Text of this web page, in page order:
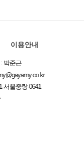
이용안내
박준근
서울중랑-0641